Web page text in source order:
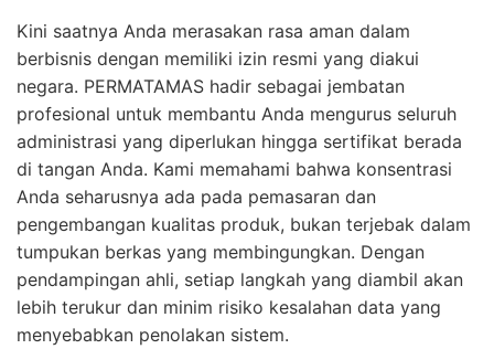
Kini saatnya Anda merasakan rasa aman dalam
berbisnis dengan memiliki izin resmi yang diakui
negara. PERMATAMAS hadir sebagai jembatan
profesional untuk membantu Anda mengurus seluruh
administrasi yang diperlukan hingga sertifikat berada
di tangan Anda. Kami memahami bahwa konsentrasi
Anda seharusnya ada pada pemasaran dan
pengembangan kualitas produk, bukan terjebak dalam
tumpukan berkas yang membingungkan. Dengan
pendampingan ahli, setiap langkah yang diambil akan
lebih terukur dan minim risiko kesalahan data yang
menyebabkan penolakan sistem.